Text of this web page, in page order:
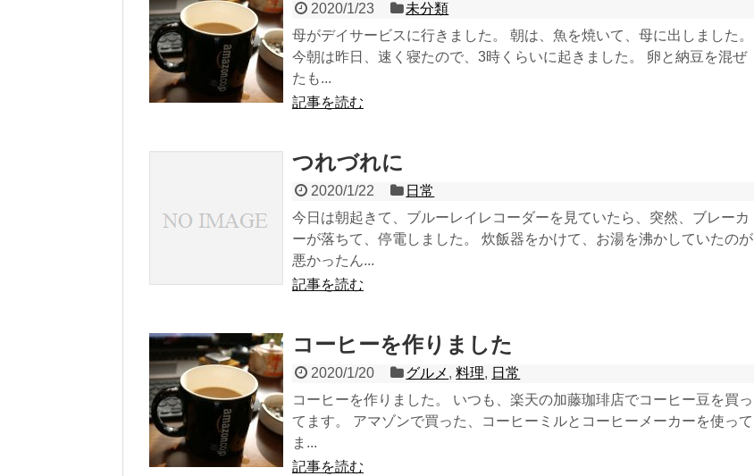
2020/1/23
未分類
母がデイサービスに行きました。 朝は、魚を焼いて、母に出しました。
今朝は昨日、速く寝たので、3時くらいに起きました。 卵と納豆を混ぜ
たも...
記事を読む
つれづれに
2020/1/22
日常
今日は朝起きて、ブルーレイレコーダーを見ていたら、突然、ブレーカ
ーが落ちて、停電しました。 炊飯器をかけて、お湯を沸かしていたのが
悪かったん...
記事を読む
コーヒーを作りました
2020/1/20 グルメ ,料理, 日常
コーヒーを作りました。 いつも、楽天の加藤珈琲店でコーヒー豆を買っ
てます。 アマゾンで買った、コーヒーミルとコーヒーメーカーを使って
ま...
記事を読む